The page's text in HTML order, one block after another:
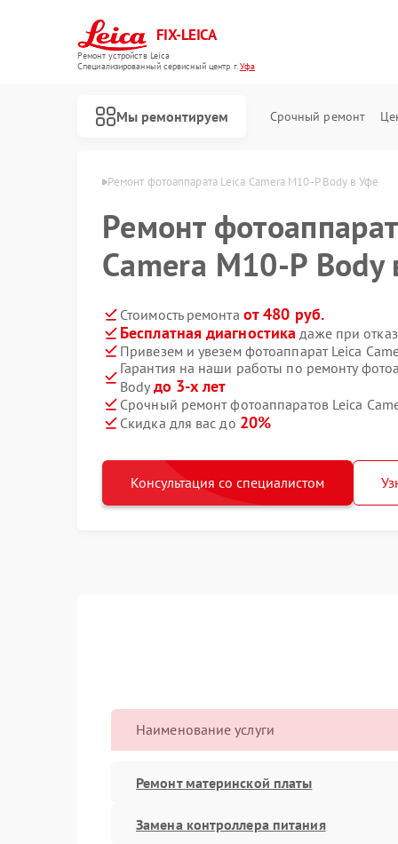
FIX-LEICA
Ремонт устройств Leica
Специализированный cервисный центр г.Уфа
Мы ремонтируем Срочный ремонт
Ремонт фотоаппарата Leica Camera M10-P Body в Уфе
Ремонт
Camera M10-P Body
Стоимость ремонта от 480 руб.
Бесплатная диагностика даже при
Привезем и увезем фотоаппарат Leica
Гарантия на наши работы по ремонту
Body до 3-х лет
Срочный ремонт фотоаппаратов Leica
Скидка для вас до 20%
Консультация со специалистом
Наименование услуги
Ремонт материнской платы
Замена контроллера питания